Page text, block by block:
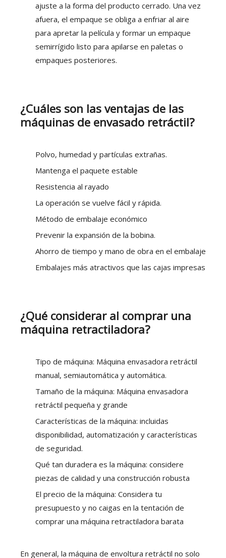
ajuste a la forma del producto cerrado. Una vez
afuera, el empaque se obliga a enfriar al aire
para apretar la película y formar un empaque
semirrígido listo para apilarse en paletas o
empaques posteriores.
¿Cuáles son las ventajas de las
máquinas de envasado retráctil?
Polvo, humedad y partículas extrañas.
Mantenga el paquete estable
Resistencia al rayado
La operación se vuelve fácil y rápida.
Método de embalaje económico
Prevenir la expansión de la bobina.
Ahorro de tiempo y mano de obra en el embalaje
Embalajes más atractivos que las cajas impresas
¿Qué considerar al comprar una
máquina retractiladora?
Tipo de máquina: Máquina envasadora retráctil
manual, semiautomática y automática.
Tamaño de la máquina: Máquina envasadora
retráctil pequeña y grande
Características de la máquina: incluidas
disponibilidad, automatización y características
de seguridad.
Qué tan duradera es la máquina: considere
piezas de calidad y una construcción robusta
El precio de la máquina: Considera tu
presupuesto y no caigas en la tentación de
comprar una máquina retractiladora barata
En general, la máquina de envoltura retráctil no solo